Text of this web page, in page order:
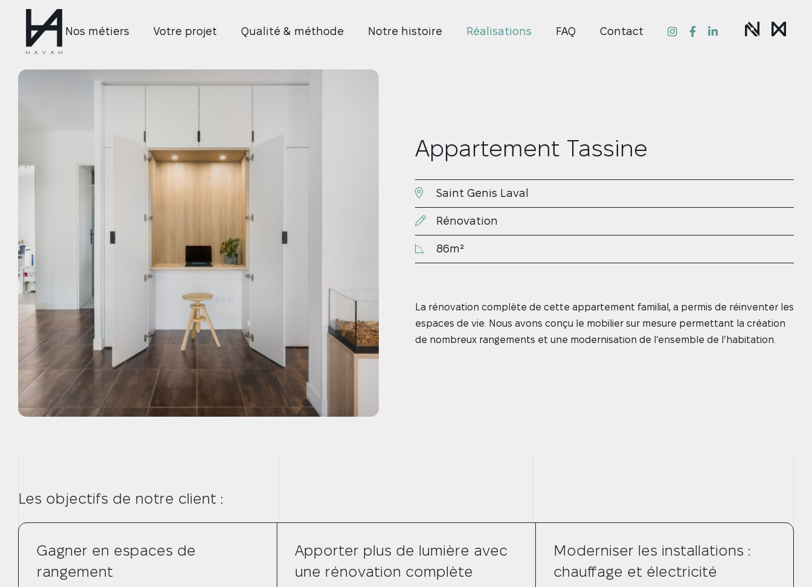
Nos métiers Votre projet Qualité & méthode Notre histoire Réalisations FAQ Contact
Découvrez notre offre dédiée.
Découvrez notre offre dédiée.
Appartement Tassine
Saint Genis Laval
Rénovation
86m²
La rénovation complète de cette appartement familial, a permis de réinventer les
espaces de vie. Nous avons conçu le mobilier sur mesure permettant la création
de nombreux rangements et une modernisation de l’ensemble de l’habitation.
Les objectifs de notre client :
Gagner en espaces de
rangement
Apporter plus de lumière avec
une rénovation complète
Moderniser les installations :
chauffage et électricité